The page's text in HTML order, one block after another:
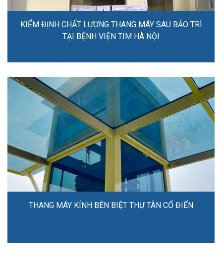
KIỂM ĐỊNH CHẤT LƯỢNG THANG MÁY SAU BẢO TRÌ
TẠI BỆNH VIỆN TIM HÀ NỘI
THANG MÁY KÍNH BÊN BIỆT THỰ TÂN CỔ ĐIỂN